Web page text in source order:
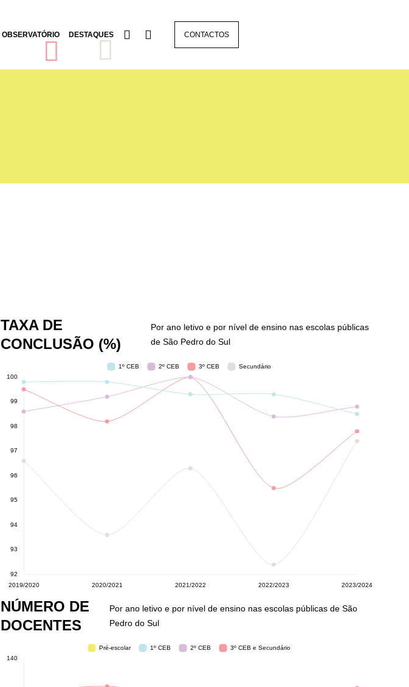
OBSERVATÓRIO DESTAQUES CONTACTOS
TAXA DE
CONCLUSÃO (%)
Por ano letivo e por nível de ensino nas escolas públicas
de São Pedro do Sul
NÚMERO DE
DOCENTES
Por ano letivo e por nível de ensino nas escolas públicas de São
Pedro do Sul